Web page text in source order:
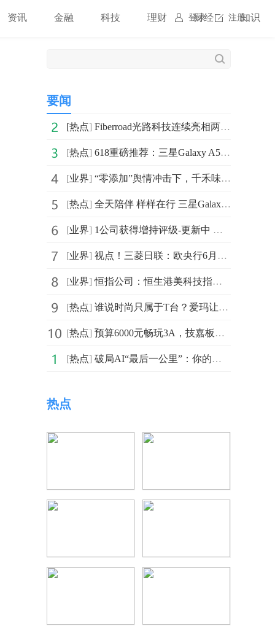
登录 注册
资讯 金融 科技 理财 财经 知识
要闻
[热点] Fiberroad光路科技连续亮相两大行业展会，聚焦TSN与工业自动化通信
[热点] 618重磅推荐：三星Galaxy A57 5G由内而外打造高品质体验
[业界] “零添加”舆情冲击下，千禾味业线上收入暴降36%
[热点] 全天陪伴 样样在行 三星Galaxy Tab S10 FE成618必购大屏好物
[业界] 1公司获得增持评级-更新中 焦点速读
[业界] 视点！三菱日联：欧央行6月加息25基点预期升温 欧元兑美元利差下行空间有限
[业界]恒指公司：恒生港美科技指数将纳入SpaceX
[热点] 谁说时尚只属于T台？爱玛让电动车，成为街头高定
[热点] 预算6000元畅玩3A，技嘉板卡好用又实惠
[热点] 破局AI“最后一公里”：你的效率提升了10倍，为何团队依旧跑不快？
热点